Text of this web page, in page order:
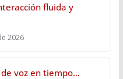
fluida y
2026
voz en tiempo…